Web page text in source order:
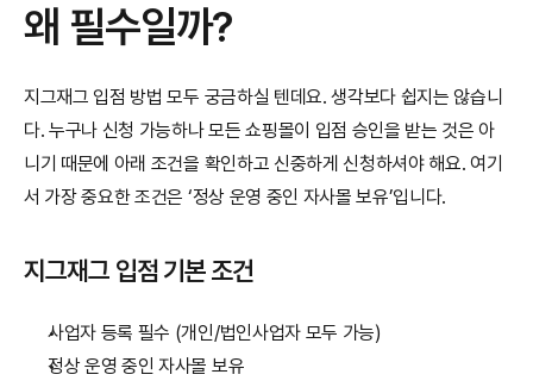
왜 필수일까?
지그재그 입점 방법 모두 궁금하실 텐데요. 생각보다 쉽지는 않습니
다. 누구나 신청 가능하나 모든 쇼핑몰이 입점 승인을 받는 것은 아
니기 때문에 아래 조건을 확인하고 신중하게 신청하셔야 해요. 여기
서 가장 중요한 조건은 ‘정상 운영 중인 자사몰 보유’입니다.
지그재그 입점 기본 조건
사업자 등록 필수 (개인/법인사업자 모두 가능)
정상 운영 중인 자사몰 보유